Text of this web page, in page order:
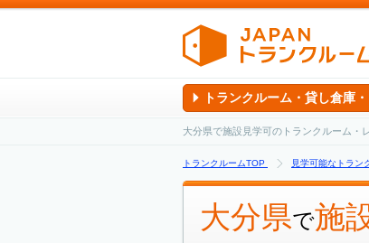
トランクルーム・貸し倉庫
大分県で施設見学可のトランクルーム・
トランクルームTOP 見学可能なトラン
大分県で施